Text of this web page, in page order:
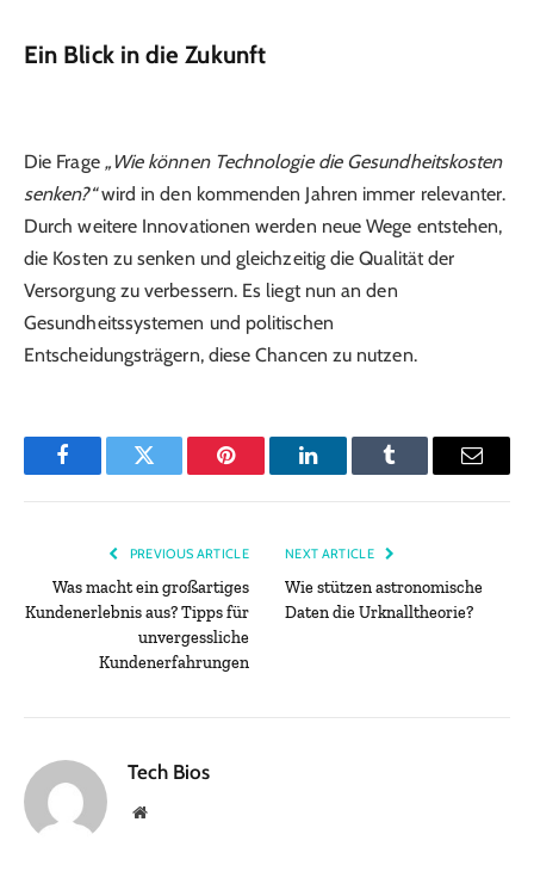
Ein Blick in die Zukunft
Die Frage „Wie können Technologie die Gesundheitskosten
senken?“wird in den kommenden Jahren immer relevanter.
Durch weitere Innovationen werden neue Wege entstehen,
die Kosten zu senken und gleichzeitig die Qualität der
Versorgung zu verbessern. Es liegt nun an den
Gesundheitssystemen und politischen
Entscheidungsträgern, diese Chancen zu nutzen.
FacebookTwitter Pinterest LinkedInTumblr Email
PREVIOUS ARTICLE
Was macht ein großartiges
Kundenerlebnis aus? Tipps für
unvergessliche
Kundenerfahrungen
NEXT ARTICLE
Wie stützen astronomische
Daten die Urknalltheorie?
Tech Bios
Website